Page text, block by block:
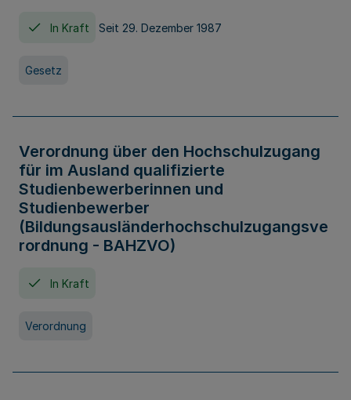
In Kraft Seit 29. Dezember 1987
Gesetz
Verordnung über den Hochschulzugang
für im Ausland qualifizierte
Studienbewerberinnen und
Studienbewerber
(Bildungsausländerhochschulzugangsve
rordnung - BAHZVO)
In Kraft
Verordnung